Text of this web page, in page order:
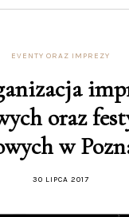
EVENTY ORAZ IMPREZY
oraz
w
30 LIPCA 2017